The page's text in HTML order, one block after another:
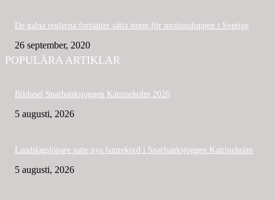
De galna reglerna fortsätter sätta stopp för motionsloppen i Sverige
26 september, 2020
POPULÄRA ARTIKLAR
Bildspel Sparbanksjoggen Katrineholm 2026
5 augusti, 2026
Landslagslöpare satte nya banrekord i Sparbanksjoggen Katrineholm
5 augusti, 2026